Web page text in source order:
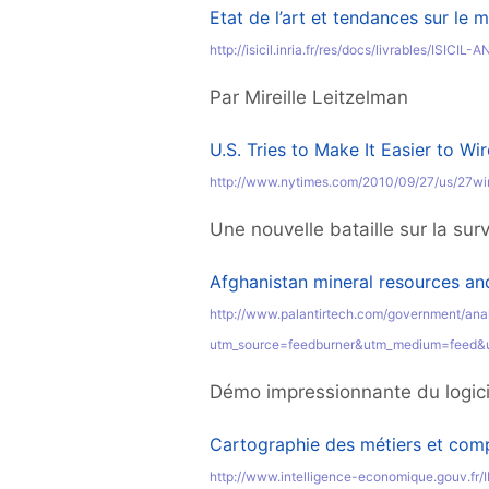
Etat de l’art et tendances sur le
http://isicil.inria.fr/res/docs/livrables/ISICIL-
Par Mireille Leitzelman
U.S. Tries to Make It Easier to
http://www.nytimes.com/2010/09/27/us/
Une nouvelle bataille sur la
Afghanistan mineral resources
http://www.palantirtech.com/government/
Démo impressionnante du
Cartographie des métiers et
http://www.intelligence-economique.gouv.fr/